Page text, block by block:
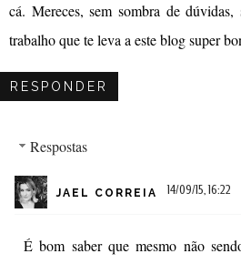
cá. Mereces, sem sombra de dúvidas,
trabalho que te leva a este blog super
RESPONDER
Respostas
JAEL CORREIA 14/09/15, 16:22
É bom saber que mesmo não